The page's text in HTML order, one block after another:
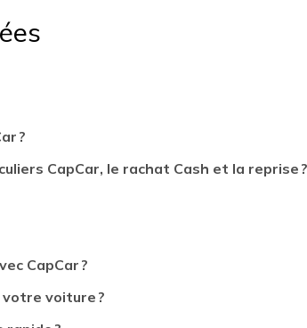
?
CapCar, le rachat Cash et la reprise ?
CapCar ?
voiture ?